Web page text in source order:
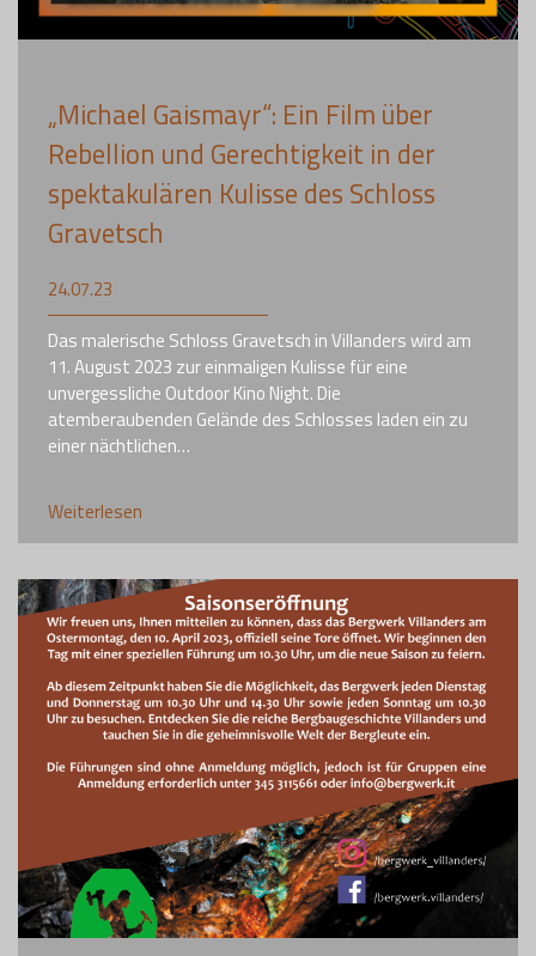
„Michael Gaismayr“: Ein Film über
Rebellion und Gerechtigkeit in der
spektakulären Kulisse des Schloss
Gravetsch
24.07.23
Das malerische Schloss Gravetsch in Villanders wird am
11. August 2023 zur einmaligen Kulisse für eine
unvergessliche Outdoor Kino Night. Die
atemberaubenden Gelände des Schlosses laden ein zu
einer nächtlichen…
Weiterlesen